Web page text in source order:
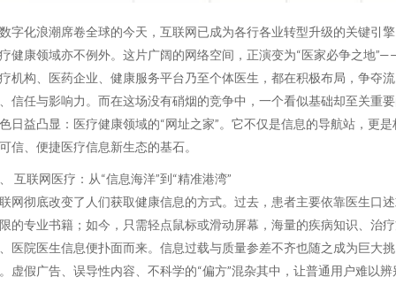
字化浪潮席卷全球的今天，互联网已成为各行各业转型升级的关键引
健康领域亦不例外。这片广阔的网络空间，正演变为“医家必争之地
机构、医药企业、健康服务平台乃至个体医生，都在积极布局，争夺流
信任与影响力。而在这场没有硝烟的竞争中，一个看似基础却至关重
日益凸显：医疗健康领域的“网址之家”。它不仅是信息的导航站，更是
信、便捷医疗信息新生态的基石。
互联网医疗：从“信息海洋”到“精准港湾”
网彻底改变了人们获取健康信息的方式。过去，患者主要依靠医生口
的专业书籍；如今，只需轻点鼠标或滑动屏幕，海量的疾病知识、治
医院医生信息便扑面而来。信息过载与质量参差不齐也随之成为巨大挑
虚假广告、误导性内容、不科学的“偏方”混杂其中，让普通用户难以辨